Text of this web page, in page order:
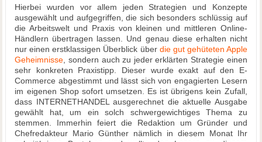
Hierbei wurden vor allem jeden Strategien und Konzepte
ausgewählt und aufgegriffen, die sich besonders schlüssig auf
die Arbeitswelt und Praxis von kleinen und mittleren Online-
Händlern übertragen lassen. Und genau diese erhalten nicht
nur einen erstklassigen Überblick über die gut gehüteten Apple
Geheimnisse , sondern auch zu jeder erklärten Strategie einen
sehr konkreten Praxistipp. Dieser wurde exakt auf den E-
Commerce abgestimmt und lässt sich von engagierten Lesern
im eigenen Shop sofort umsetzen. Es ist übrigens kein Zufall,
dass INTERNETHANDEL ausgerechnet die aktuelle Ausgabe
gewählt hat, um ein solch schwergewichtiges Thema zu
stemmen. Immerhin feiert die Redaktion um Gründer und
Chefredakteur Mario Günther nämlich in diesem Monat Ihr